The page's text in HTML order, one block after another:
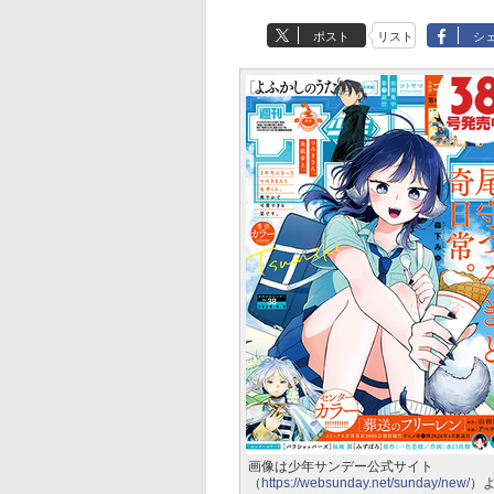
ポスト リスト シ
画像は少年サンデー公式サイト
（ https://websunday.net/sunday/new/）